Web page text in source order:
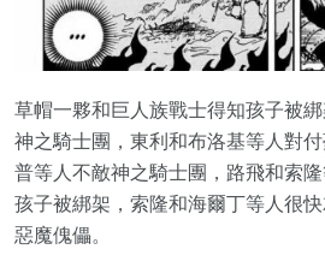
草帽一夥和巨人族戰士得知孩子被
神之騎士團，東利和布洛基等人對
普等人不敵神之騎士團，路飛和索
孩子被綁架，索隆和海爾丁等人很
惡魔傀儡。